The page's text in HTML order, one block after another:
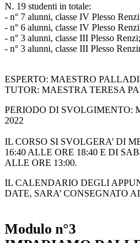
N. 19 studenti in totale:
- n° 7 alunni, classe IV Plesso
- n° 6 alunni, classe IV Plesso
- n° 3 alunni, classe III Plesso Renzi;
- n° 3 alunni, classe III Plesso
ESPERTO: MAESTRO
TUTOR: MAESTRA TERESA
PERIODO DI SVOLGIMENTO:
2022
IL CORSO SI SVOLGERA’ DI
16:40 ALLE ORE 18:40 E DI
ALLE ORE 13:00.
IL CALENDARIO DEGLI
DATE, SARA’ CONSEGNATO
Modulo n°3